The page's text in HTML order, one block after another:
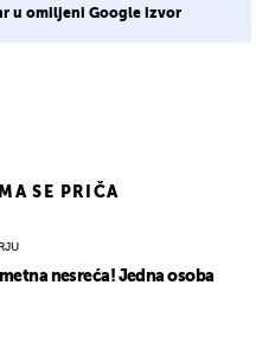
u omiljeni Google izvor
SE PRIČA
nesreća! Jedna osoba